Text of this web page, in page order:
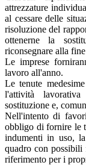
attrezzature
al cessare delle
risoluzione del
ottenerne la
riconsegnare alla
Le imprese
lavoro all'anno.
Le tenute
l'attività
sostituzione e,
Nell'intento di
obbligo di fornire le
indumenti in uso,
quadro con possibili
riferimento per i